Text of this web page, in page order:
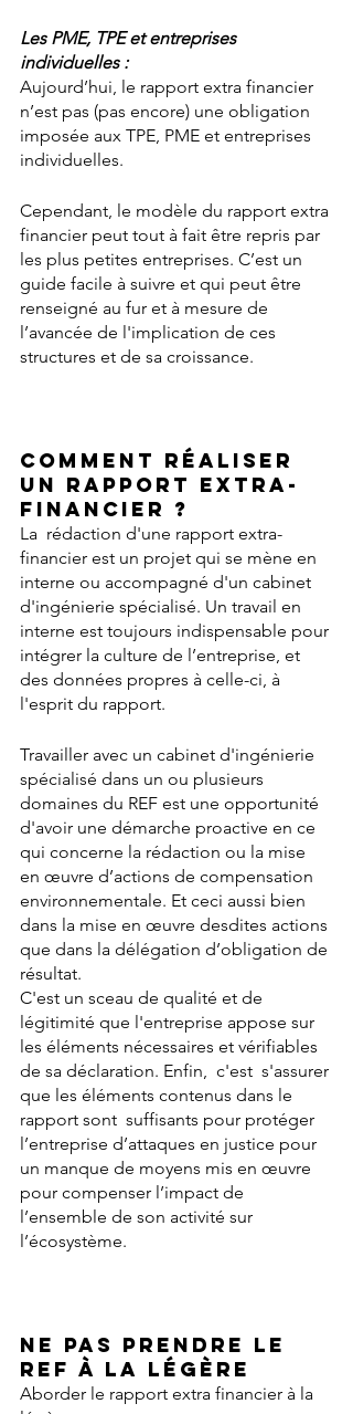
Les PME, TPE et entreprises
individuelles :
Aujourd’hui, le rapport extra financier
n’est pas (pas encore) une obligation
imposée aux TPE, PME et entreprises
individuelles.
Cependant, le modèle du rapport extra
financier peut tout à fait être repris par
les plus petites entreprises. C’est un
guide facile à suivre et qui peut être
renseigné au fur et à mesure de
l’avancée de l'implication de ces
structures et de sa croissance.
Comment réaliser
un Rapport Extra-
Financier ?
La  rédaction d'une rapport extra-
financier est un projet qui se mène en
interne ou accompagné d'un cabinet
d'ingénierie spécialisé. Un travail en
interne est toujours indispensable pour
intégrer la culture de l’entreprise, et
des données propres à celle-ci, à
l'esprit du rapport.
Travailler avec un cabinet d'ingénierie
spécialisé dans un ou plusieurs
domaines du REF est une opportunité
d'avoir une démarche proactive en ce
qui concerne la rédaction ou la mise
en œuvre d’actions de compensation
environnementale. Et ceci aussi bien
dans la mise en œuvre desdites actions
que dans la délégation d’obligation de
résultat.
C'est un sceau de qualité et de
légitimité que l'entreprise appose sur
les éléments nécessaires et vérifiables
de sa déclaration. Enfin,  c'est  s'assurer
que les éléments contenus dans le
rapport sont  suffisants pour protéger
l’entreprise d’attaques en justice pour
un manque de moyens mis en œuvre
pour compenser l’impact de
l’ensemble de son activité sur
l’écosystème.
Ne pas prendre le
REF à la légère
Aborder le rapport extra financier à la